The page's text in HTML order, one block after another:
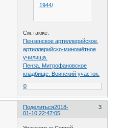
1944/
См.также:
Пензенское артиллерийское,
артиллерийско-миномётное
училища.
Пенза. Митрофановское
кладбище. Воинский участок.
0
Поделиться 3
2018-
01-10 22:47:05